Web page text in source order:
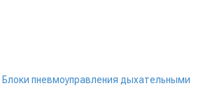
Блоки пневмоуправления дыхательными